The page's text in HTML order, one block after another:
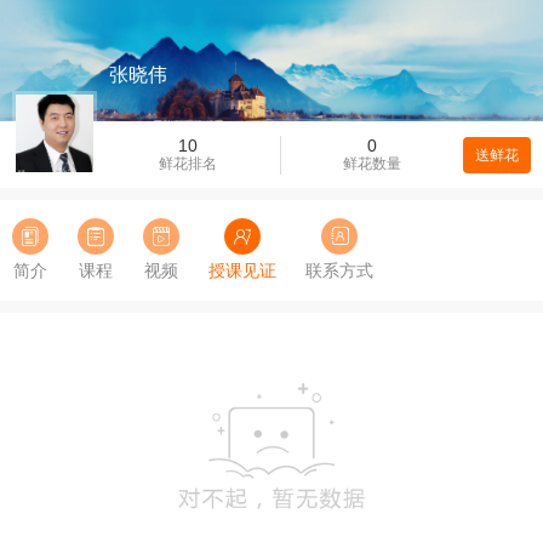
10
鲜花排名
0
鲜花数量 送鲜花
张晓伟
简介 课程 视频 授课见证 联系方式